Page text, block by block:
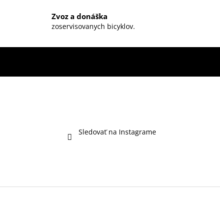
p
s
Zvoz a donáška
zoservisovanych bicyklov.
Sledovať na Instagrame
Z